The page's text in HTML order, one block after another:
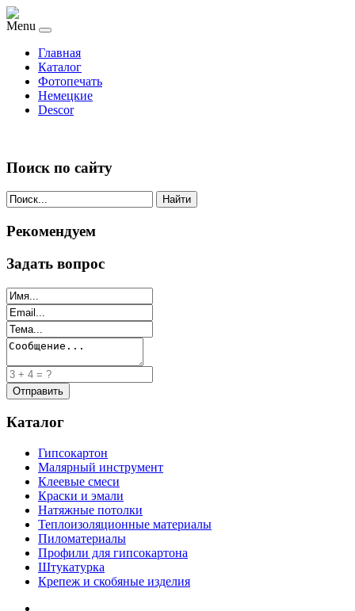
Menu
Главная
Каталог
Фотопечать
Немецкие
Descor
Поиск по сайту
Найти
Рекомендуем
Задать вопрос
Каталог
Гипсокартон
Малярный инструмент
Клеевые смеси
Краски и эмали
Натяжные потолки
Теплоизоляционные материалы
Пиломатериалы
Профили для гипсокартона
Штукатурка
Крепеж и скобяные изделия